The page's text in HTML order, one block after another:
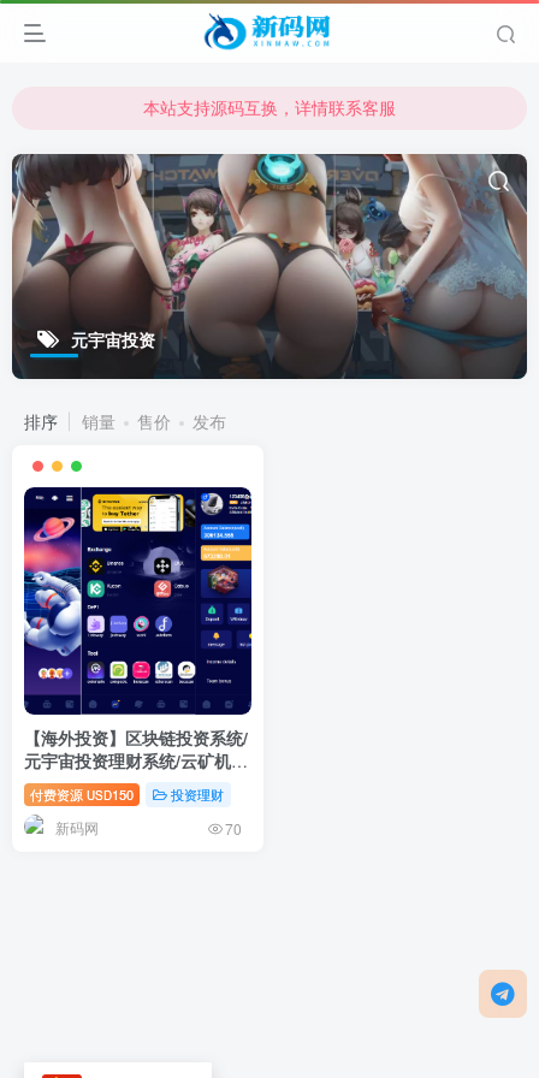
本站支持源码互换，详情联系客服
本站支持源码互换，详情联系客服
元宇宙投资
排序 销量 售价 发布
【海外投资】区块链投资系统/
元宇宙投资理财系统/云矿机投
资付费资源 USD150 投资理财
新码网 70